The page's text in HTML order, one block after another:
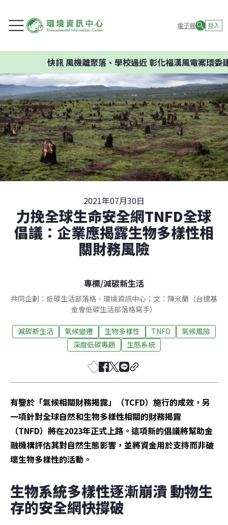
電子報 登入
風機離聚落、學校過近 彰化福漢風電案環委建議不應
2021年07月30日
力挽全球生命安全網TNFD全球
倡議：企業應揭露生物多樣性相
關財務風險
專欄/減碳新生活
共同企劃：低碳生活部落格、環境資訊中心；文：陳米蘭（台達基
金會低碳生活部落格寫手）
減碳新生活 氣候變遷 生物多樣性 TNFD
氣候風險
深度低碳專題
生態系統
有鑒於「氣候相關財務揭露」（TCFD）施行的成效，另
一項針對全球自然和生物多樣性相關的財務揭露
（TNFD）將在2023年正式上路。這項新的倡議將幫助金
融機構評估其對自然生態影響，並將資金用於支持而非破
壞生物多樣性的活動。
生物系統多樣性逐漸崩潰 動物生
存的安全網快撐破